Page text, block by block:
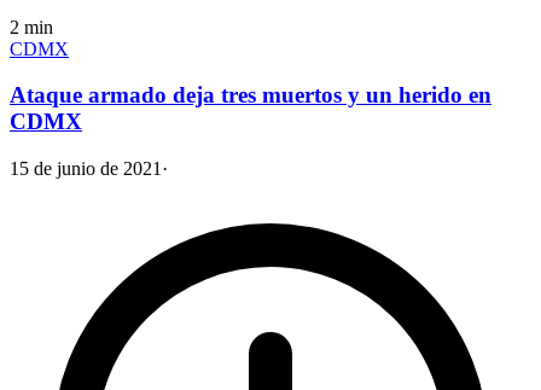
2 min
CDMX
Ataque armado deja tres muertos y un herido en
CDMX
15 de junio de 2021 ·